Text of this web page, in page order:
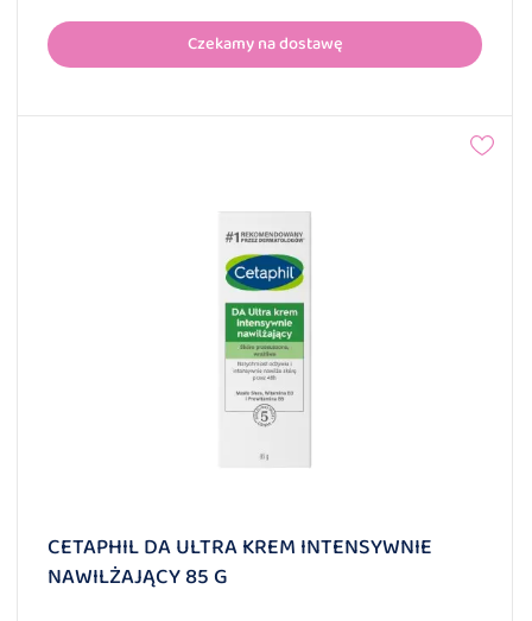
Czekamy na dostawę
CETAPHIL DA ULTRA KREM INTENSYWNIE
NAWILŻAJĄCY 85 G